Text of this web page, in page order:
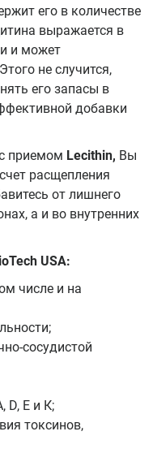
его в количестве
выражается в
и может
не случится,
его запасы в
добавки
приемом Lecithin, Вы
расщепления
от лишнего
а и во внутренних
USA:
числе и на
сосудистой
D, Е и К;
токсинов,